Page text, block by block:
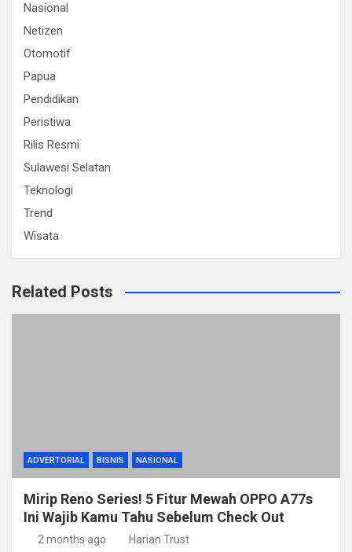
Nasional
Netizen
Otomotif
Papua
Pendidikan
Peristiwa
Rilis Resmi
Sulawesi Selatan
Teknologi
Trend
Wisata
Related Posts
ADVERTORIAL BISNIS NASIONAL
Mirip Reno Series! 5 Fitur Mewah OPPO A77s
Ini Wajib Kamu Tahu Sebelum Check Out
2 months ago Harian Trust